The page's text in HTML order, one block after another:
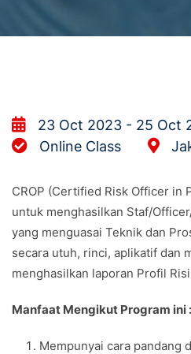
23 Oct 2023 - 25 Oct
Online Class
CROP (Certified Risk Officer in
untuk menghasilkan Staf/
yang menguasai Teknik dan
secara utuh, rinci, aplikatif dan
menghasilkan laporan Profil
Manfaat Mengikut Program ini :
Mempunyai cara pandang